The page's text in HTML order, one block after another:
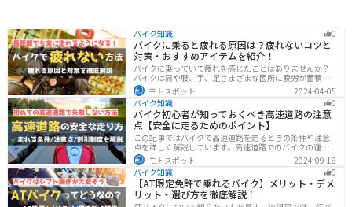
バイク知識 0
バイクに乗ると疲れる原因は？疲れないコツと
対策・おすすめアイテムを紹介！
バイクに乗っていて疲れを感じたことはありませんか？
バイクは肩や腰、手、足さまざまな箇所に疲労が蓄積し
やすい乗り物です。できるなら楽に乗りたいですよね。
原因を知り対策を重ねておけば今よりもっと快適に走行
することができます。
モトスポット
2024-04-05
バイク知識
0
バイク初心者が知っておくべき高速道路の注意
点【安全に走るためのポイント】
この記事ではバイクで高速道路を走るときの条件や注意
点を詳しく解説しています。高速道路でのバイクの運転
に不安を感じていませんか？実は安全に運転するには、
走行条件や注意点を正しく理解することが大切です。高
速道路でも安全にバイクの運転を楽しむ方法を紹介しま
す！
モトスポット
2024-09-18
バイク知識
0
【AT限定免許で乗れるバイク】メリット・デメ
リット・選び方を徹底解説！